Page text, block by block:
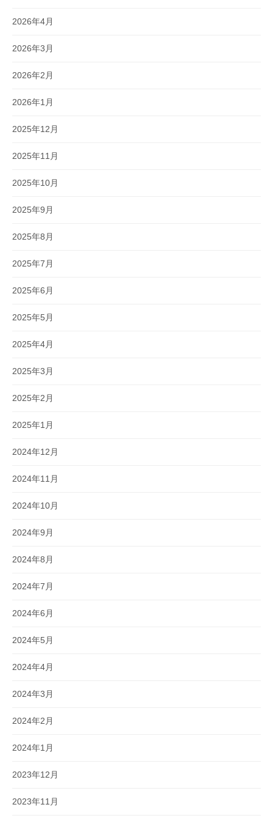
2026年4月
2026年3月
2026年2月
2026年1月
2025年12月
2025年11月
2025年10月
2025年9月
2025年8月
2025年7月
2025年6月
2025年5月
2025年4月
2025年3月
2025年2月
2025年1月
2024年12月
2024年11月
2024年10月
2024年9月
2024年8月
2024年7月
2024年6月
2024年5月
2024年4月
2024年3月
2024年2月
2024年1月
2023年12月
2023年11月